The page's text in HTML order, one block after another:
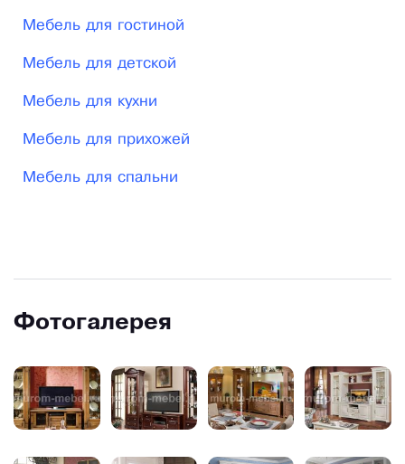
Мебель для гостиной
Мебель для детской
Мебель для кухни
Мебель для прихожей
Мебель для спальни
Фотогалерея